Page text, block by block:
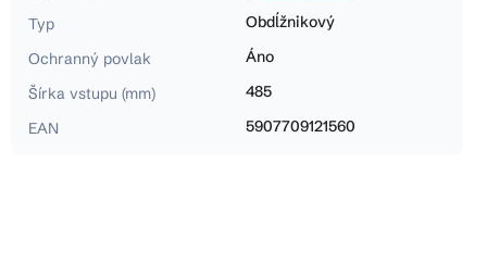
Typ
Obdĺžnikový
Ochranný povlak
Áno
Šírka vstupu (mm)
485
EAN
5907709121560